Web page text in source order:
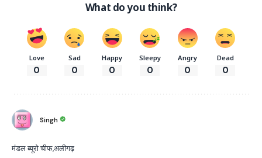
What do you think?
Love
0
Sad
0
Happy
0
Sleepy
0
Angry
0
Dead
0
Singh
मंडल ब्यूरो चीफ,अलीगढ़